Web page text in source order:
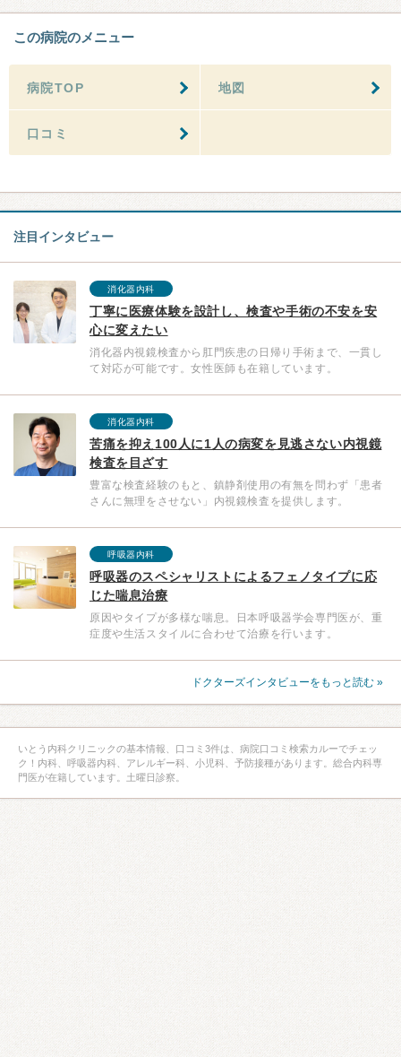
この病院のメニュー
病院TOP 地図
口コミ
注目インタビュー
消化器内科
丁寧に医療体験を設計し、検査や手術の不安を安
心に変えたい
消化器内視鏡検査から肛門疾患の日帰り手術まで、一貫し
て対応が可能です。女性医師も在籍しています。
消化器内科
苦痛を抑え100人に1人の病変を見逃さない内視鏡
検査を目ざす
豊富な検査経験のもと、鎮静剤使用の有無を問わず「患者
さんに無理をさせない」内視鏡検査を提供します。
呼吸器内科
呼吸器のスペシャリストによるフェノタイプに応
じた喘息治療
原因やタイプが多様な喘息。日本呼吸器学会専門医が、重
症度や生活スタイルに合わせて治療を行います。
ドクターズインタビューをもっと読む »
いとう内科クリニックの基本情報、口コミ3件は、病院口コミ検索カルーでチェッ
ク！内科、呼吸器内科、アレルギー科、小児科、予防接種があります。総合内科専
門医が在籍しています。土曜日診察。